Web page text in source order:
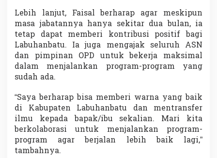
n
e
r
j
a
d
a
n
t
u
P
e
l
a
Lebih lanjut, Faisal berharap agar meskipun
masa jabatannya hanya sekitar dua bulan, ia
tetap dapat memberi kontribusi positif bagi
Labuhanbatu. Ia juga mengajak seluruh ASN
dan pimpinan OPD untuk bekerja maksimal
dalam menjalankan program-program yang
sudah ada.
“Saya berharap bisa memberi warna yang baik
di Kabupaten Labuhanbatu dan mentransfer
ilmu kepada bapak/ibu sekalian. Mari kita
berkolaborasi untuk menjalankan program-
program agar berjalan lebih baik lagi,”
tambahnya.